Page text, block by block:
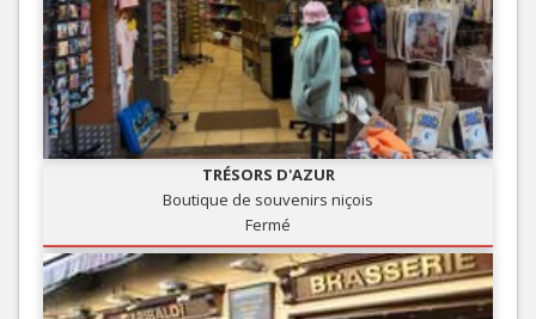
TRÉSORS D'AZUR
Boutique de souvenirs niçois
Fermé